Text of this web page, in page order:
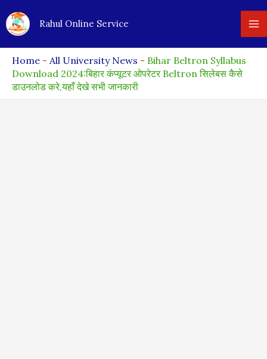
to
Rahul Online Service
Home - All University News - Bihar Beltron Syllabus
Download 2024:बिहार कंप्यूटर ओपरेटर Beltron सिलेबस कैसे
डाउनलोड करे,यहाँ देखे सभी जानकारी